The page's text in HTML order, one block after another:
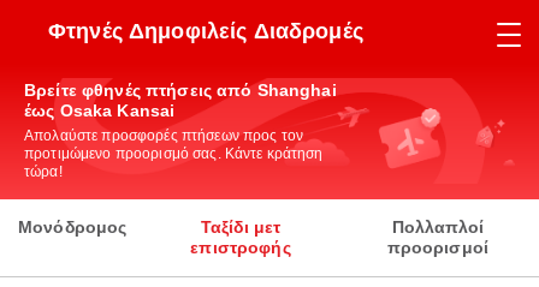
Φτηνές Δημοφιλείς Διαδρομές
Βρείτε φθηνές πτήσεις από Shanghai
έως Osaka Kansai
Απολαύστε προσφορές πτήσεων προς τον
προτιμώμενο προορισμό σας. Κάντε κράτηση
τώρα!
Μονόδρομος
Ταξίδι μετ
επιστροφής
Πολλαπλοί
προορισμοί